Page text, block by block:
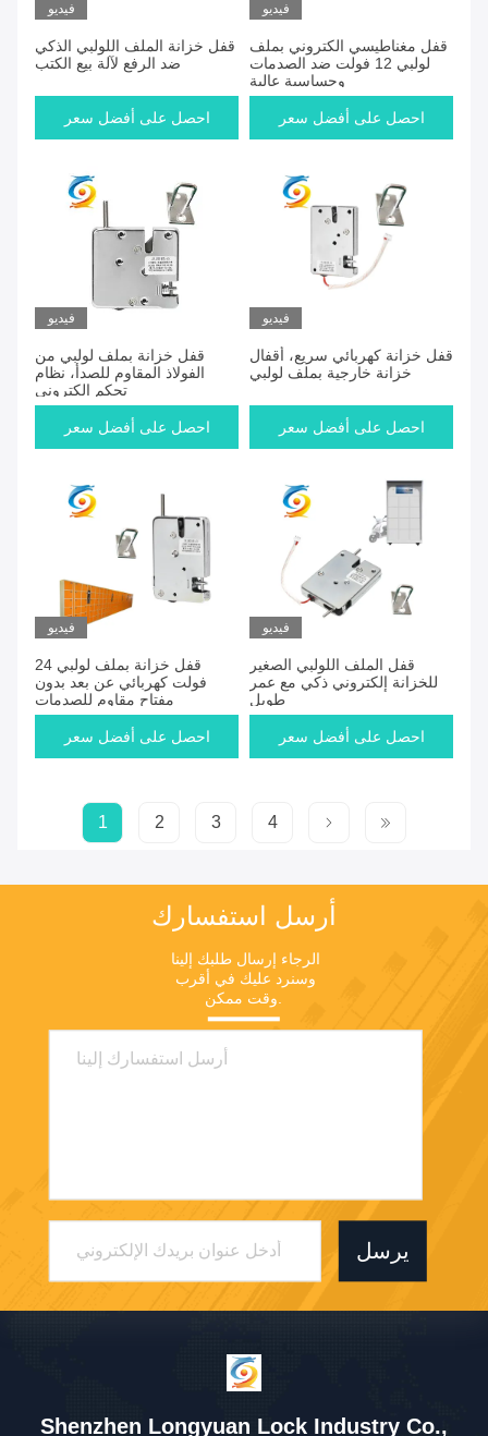
فيديو
قفل خزانة الملف اللولبي الذكي
ضد الرفع لآلة بيع الكتب
احصل على أفضل سعر
فيديو
قفل مغناطيسي الكتروني بملف
لولبي 12 فولت ضد الصدمات
وحساسية عالية
احصل على أفضل سعر
فيديو
قفل خزانة بملف لولبي من
الفولاذ المقاوم للصدأ، نظام
تحكم إلكتروني
احصل على أفضل سعر
فيديو
قفل خزانة كهربائي سريع، أقفال
خزانة خارجية بملف لولبي
احصل على أفضل سعر
فيديو
قفل خزانة بملف لولبي 24
فولت كهربائي عن بعد بدون
مفتاح مقاوم للصدمات
احصل على أفضل سعر
فيديو
قفل الملف اللولبي الصغير
للخزانة إلكتروني ذكي مع عمر
طويل
احصل على أفضل سعر
1 2 3 4
أرسل استفسارك
وقت ممكن.
يرسل
Shenzhen Longyuan Lock Industry Co.,